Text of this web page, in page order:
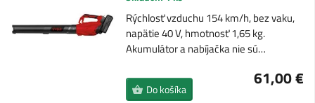
Rýchlosť vzduchu 154 km/h, bez vaku,
napätie 40 V, hmotnosť 1,65 kg.
Akumulátor a nabíjačka nie sú…
61,00 €
Do košíka